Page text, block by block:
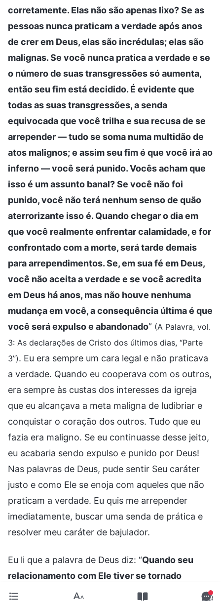
corretamente. Elas não são apenas lixo? Se as
pessoas nunca praticam a verdade após anos
de crer em Deus, elas são incrédulas; elas são
malignas. Se você nunca pratica a verdade e se
o número de suas transgressões só aumenta,
então seu fim está decidido. É evidente que
todas as suas transgressões, a senda
equivocada que você trilha e sua recusa de se
arrepender — tudo se soma numa multidão de
atos malignos; e assim seu fim é que você irá ao
inferno — você será punido. Vocês acham que
isso é um assunto banal? Se você não foi
punido, você não terá nenhum senso de quão
aterrorizante isso é. Quando chegar o dia em
que você realmente enfrentar calamidade, e for
confrontado com a morte, será tarde demais
para arrependimentos. Se, em sua fé em Deus,
você não aceita a verdade e se você acredita
em Deus há anos, mas não houve nenhuma
mudança em você, a consequência última é que
você será expulso e abandonado” (A Palavra, vol.
3: As declarações de Cristo dos últimos dias, “Parte
3”). Eu era sempre um cara legal e não praticava
a verdade. Quando eu cooperava com os outros,
era sempre às custas dos interesses da igreja
que eu alcançava a meta maligna de ludibriar e
conquistar o coração dos outros. Tudo que eu
fazia era maligno. Se eu continuasse desse jeito,
eu acabaria sendo expulso e punido por Deus!
Nas palavras de Deus, pude sentir Seu caráter
justo e como Ele se enoja com aqueles que não
praticam a verdade. Eu quis me arrepender
imediatamente, buscar uma senda de prática e
resolver meu caráter de bajulador.
Eu li que a palavra de Deus diz: “Quando seu
relacionamento com Ele tiver se tornado
normal, então você também terá